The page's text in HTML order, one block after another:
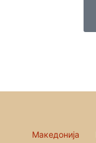
Македонија